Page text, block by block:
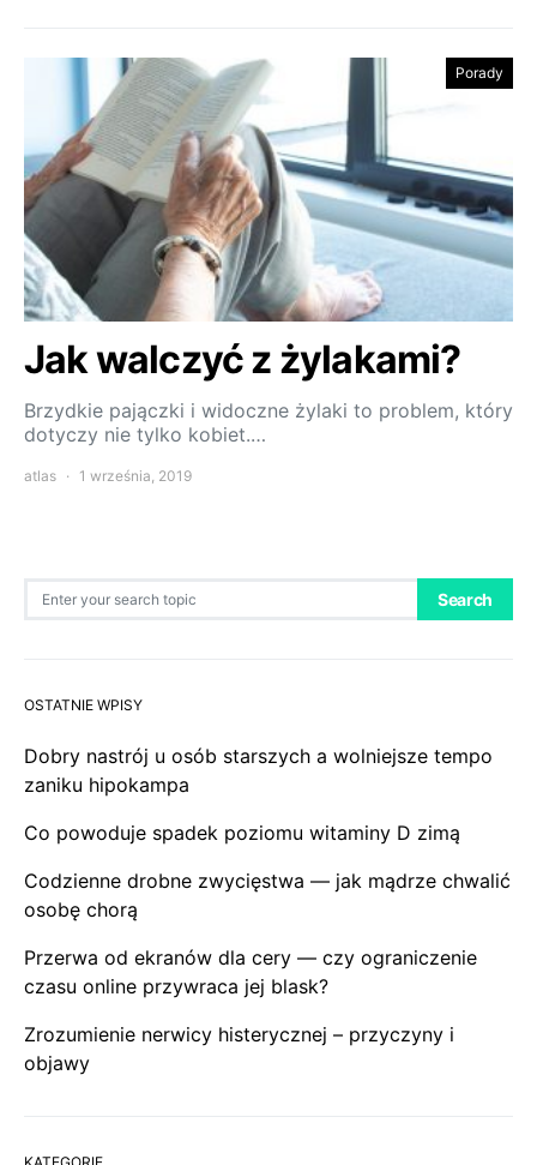
Porady
Jak walczyć z żylakami?
Brzydkie pajączki i widoczne żylaki to problem, który
dotyczy nie tylko kobiet.…
atlas 1 września, 2019
Search
OSTATNIE WPISY
Dobry nastrój u osób starszych a wolniejsze tempo
zaniku hipokampa
Co powoduje spadek poziomu witaminy D zimą
Codzienne drobne zwycięstwa — jak mądrze chwalić
osobę chorą
Przerwa od ekranów dla cery — czy ograniczenie
czasu online przywraca jej blask?
Zrozumienie nerwicy histerycznej – przyczyny i
objawy